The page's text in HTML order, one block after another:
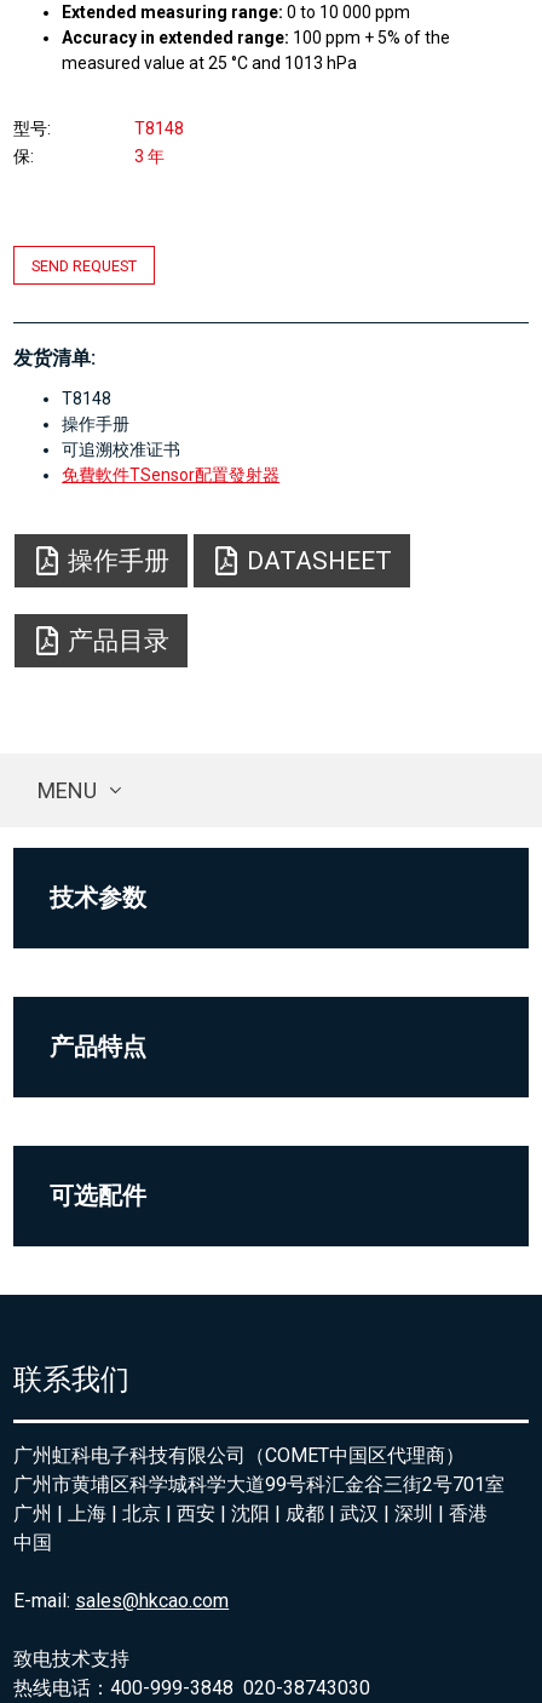
Extended measuring range: 0 to 10 000 ppm
Accuracy in extended range: 100 ppm + 5% of the
measured value at 25 °C and 1013 hPa
型号
T8148
保
3 年
SEND REQUEST
发货清单:
T8148
操作手册
可追溯校准证书
免費軟件TSensor配置發射器
操作手册 DATASHEET
产品目录
MENU
技术参数
产品特点
可选配件
联系我们
广州虹科电子科技有限公司（COMET中国区代理商）
广州市黄埔区科学城科学大道99号科汇金谷三街2号701室
广州 | 上海 | 北京 | 西安 | 沈阳 | 成都 | 武汉 | 深圳 | 香港
中国
E-mail: sales@hkcao.com
致电技术支持
热线电话：400-999-3848 020-38743030